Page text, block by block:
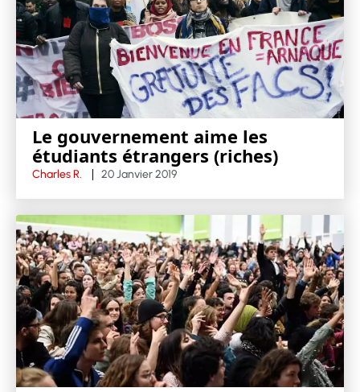
Le gouvernement aime les
étudiants étrangers (riches)
Charles R. 20 Janvier 2019